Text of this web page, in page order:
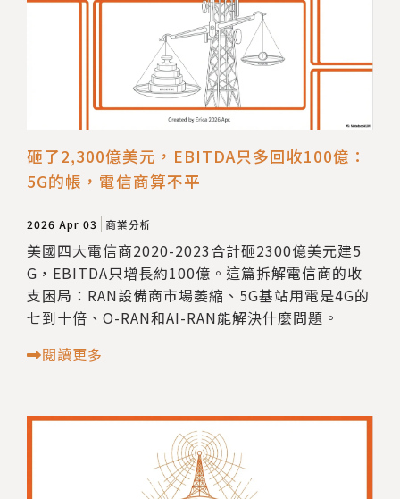
砸了2,300億美元，EBITDA只多回收100億：
5G的帳，電信商算不平
2026 Apr 03 商業分析
美國四大電信商2020-2023合計砸2300億美元建5
G，EBITDA只增長約100億。這篇拆解電信商的收
支困局：RAN設備商市場萎縮、5G基站用電是4G的
七到十倍、O-RAN和AI-RAN能解決什麼問題。
閱讀更多